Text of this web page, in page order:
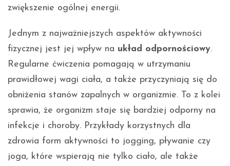
zwiększenie ogólnej energii.
Jednym z najważniejszych aspektów aktywności
fizycznej jest jej wpływ na układ odpornościowy.
Regularne ćwiczenia pomagają w utrzymaniu
prawidłowej wagi ciała, a także przyczyniają się do
obniżenia stanów zapalnych w organizmie. To z kolei
sprawia, że organizm staje się bardziej odporny na
infekcje i choroby. Przykłady korzystnych dla
zdrowia form aktywności to jogging, pływanie czy
joga, które wspierają nie tylko ciało, ale także